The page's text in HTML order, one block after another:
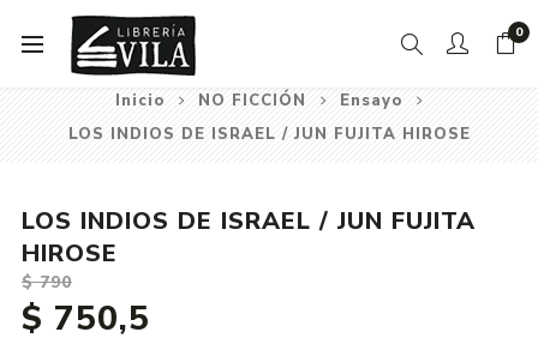
0
Inicio NO FICCIÓN
Ensayo
LOS INDIOS DE ISRAEL / JUN FUJITA HIROSE
LOS INDIOS DE ISRAEL / JUN FUJITA
HIROSE
$ 790
$ 750,5